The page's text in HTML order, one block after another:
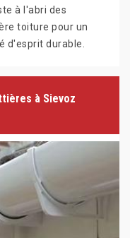
à l'abri des
toiture pour un
d'esprit durable.
à Sievoz